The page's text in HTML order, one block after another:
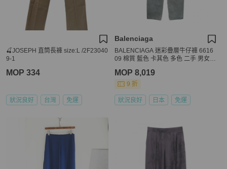
🍒JOSEPH 直筒長褲 size:L /2F23040
9-1
MOP 334
狀況良好 台灣 免運
Balenciaga
BALENCIAGA 迷彩疊層牛仔褲 6616
09 棉質 藍色 卡其色 多色 二手 男女通
MOP 8,019
9 折
狀況良好 日本 免運